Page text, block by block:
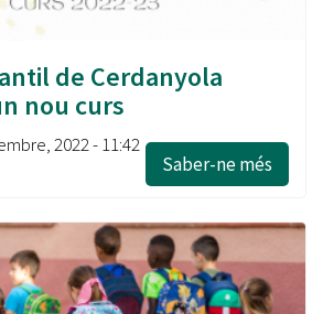
de Cerdanyola
nou curs
2022 - 11:42
Saber-ne més